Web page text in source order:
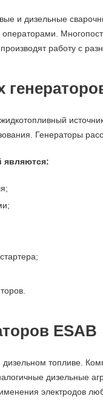
и дизельные
работу с
Генераторы
являются:
ESAB
топливе.
дизельные
электродов